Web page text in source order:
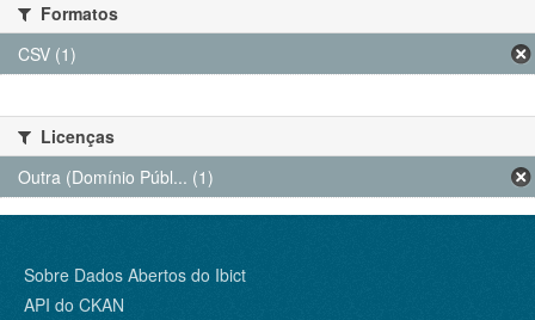
Formatos
CSV (1)
Licenças
Outra (Domínio Públ... (1)
Sobre Dados Abertos do Ibict
API do CKAN